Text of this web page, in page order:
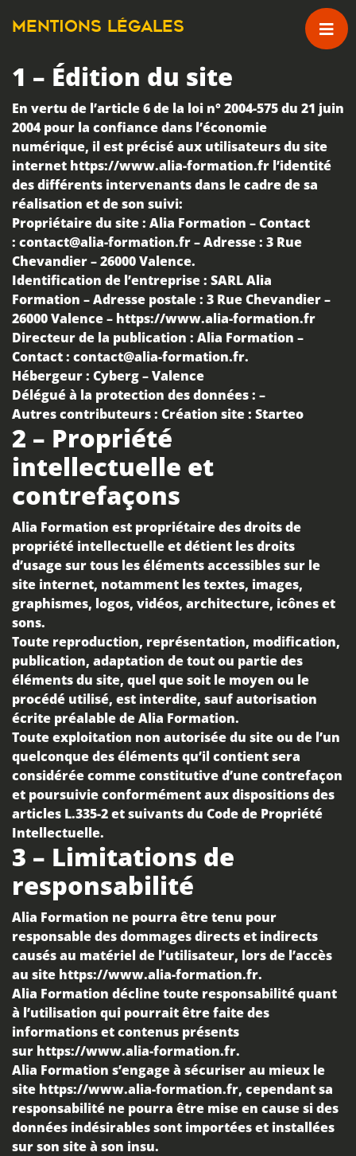
MENTIONS LÉGALES
1 – Édition du site
En vertu de l’article 6 de la loi n° 2004-575 du 21 juin
2004pour la confiance dans l’économie
numérique, il est précisé aux utilisateurs du site
internet https://www.alia-formation.fr l’identité
des différents intervenants dans le cadre de sa
réalisation et de son suivi:
Propriétaire du site : Alia Formation – Contact
: contact@alia-formation.fr– Adresse : 3 Rue
Chevandier – 26000 Valence.
Identification de l’entreprise : SARL Alia
Formation – Adresse postale : 3 Rue Chevandier –
26000 Valence – https://www.alia-formation.fr
Directeur de la publication : Alia Formation –
Contact : contact@alia-formation.fr.
Hébergeur : Cyberg – Valence
Délégué à la protection des données : –
Autres contributeurs : Création site : Starteo
2 – Propriété
intellectuelle et
contrefaçons
Alia Formation est propriétaire des droits de
propriété intellectuelle et détient les droits
d’usage sur tous les éléments accessibles sur le
site internet, notamment les textes, images,
graphismes, logos, vidéos, architecture, icônes et
sons.
Toute reproduction, représentation, modification,
publication, adaptation de tout ou partie des
éléments du site, quel que soit le moyen ou le
procédé utilisé, est interdite, sauf autorisation
écrite préalable deAlia Formation.
Toute exploitation non autorisée du site ou de l’un
quelconque des éléments qu’il contient sera
considérée comme constitutive d’une contrefaçon
et poursuivie conformément aux dispositions des
articles L.335-2 et suivants du Code de Propriété
Intellectuelle.
3 – Limitations de
responsabilité
Alia Formation ne pourra être tenu pour
responsable des dommages directs et indirects
causés au matériel de l’utilisateur, lors de l’accès
au site https://www.alia-formation.fr.
Alia Formation décline toute responsabilité quant
à l’utilisation qui pourrait être faite des
informations et contenus présents
sur https://www.alia-formation.fr.
Alia Formation s’engage à sécuriser au mieux le
site https://www.alia-formation.fr, cependant sa
responsabilité ne pourra être mise en cause si des
données indésirables sont importées et installées
sur son site à son insu.